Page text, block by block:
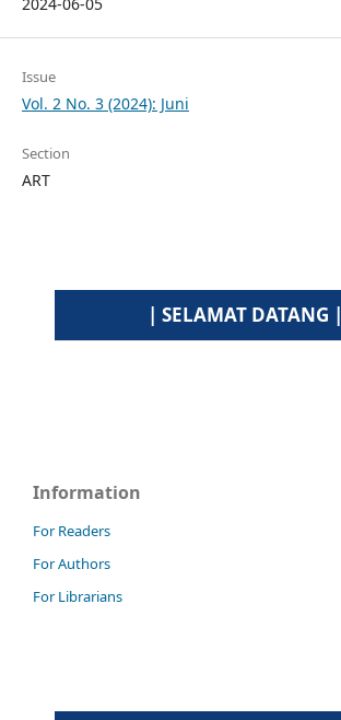
Issue
Vol. 2 No. 3 (2024): Juni
Section
ART
| SELAMAT DATANG |
Information
For Readers
For Authors
For Librarians